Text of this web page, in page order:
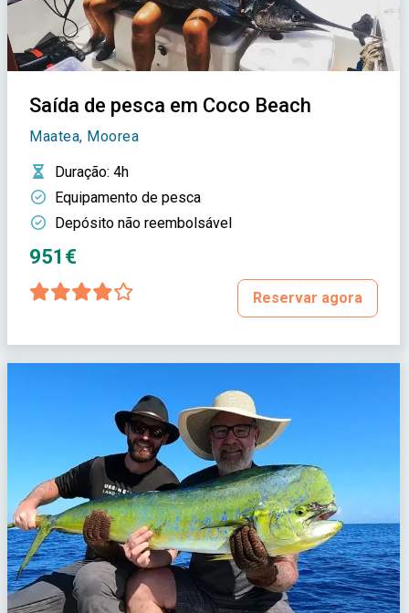
Saída de pesca em Coco Beach
Maatea, Moorea
Duração: 4h
Equipamento de pesca
Depósito não reembolsável
951€
Reservar agora